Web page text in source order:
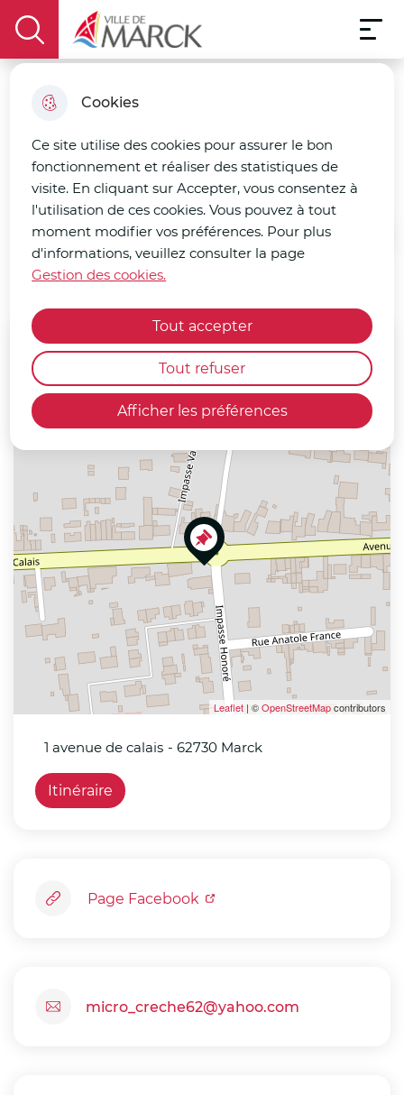
Cookies
Ce site utilise des cookies pour assurer le bon
fonctionnement et réaliser des statistiques de
visite. En cliquant sur Accepter, vous consentez à
l'utilisation de ces cookies. Vous pouvez à tout
moment modifier vos préférences. Pour plus
d'informations, veuillez consulter la page
Gestion des cookies.
Afficher les préférences
Tout accepter
Tout refuser
Aller à la
recherche
Consulter
le plan
display the search field
Ville de Marck
Menu
Doudou et tétine bleue
Crèche
Emplacement
+
−
Leaflet | ©OpenStreetMapcontributors
1 avenue de calais - 62730 Marck
Itinéraire
Page Facebook
micro_creche62@yahoo.com